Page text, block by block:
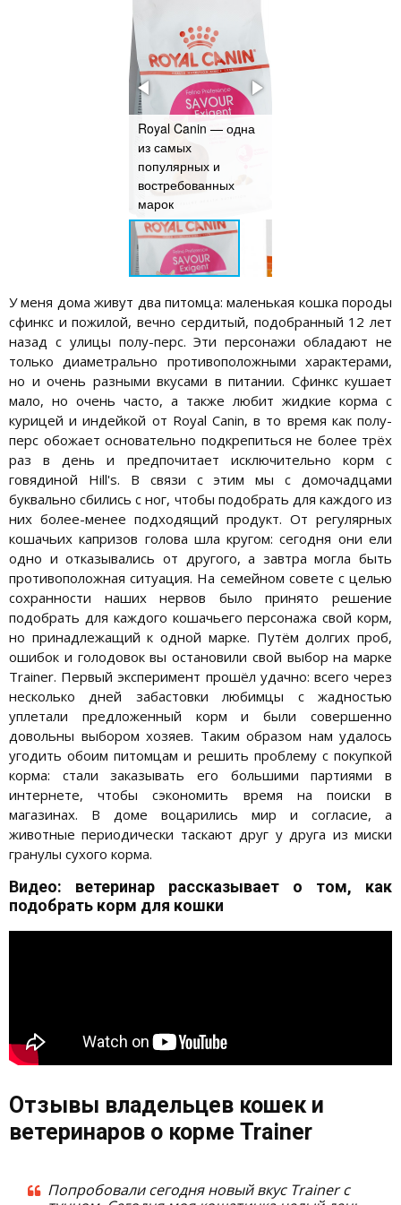
Royal Canin — одна
из самых
популярных и
востребованных
марок
У меня дома живут два питомца: маленькая кошка породы
сфинкс и пожилой, вечно сердитый, подобранный 12 лет
назад с улицы полу-перс. Эти персонажи обладают не
только диаметрально противоположными характерами,
но и очень разными вкусами в питании. Сфинкс кушает
мало, но очень часто, а также любит жидкие корма с
курицей и индейкой от Royal Canin, в то время как полу-
перс обожает основательно подкрепиться не более трёх
раз в день и предпочитает исключительно корм с
говядиной Hill's. В связи с этим мы с домочадцами
буквально сбились с ног, чтобы подобрать для каждого из
них более-менее подходящий продукт. От регулярных
кошачьих капризов голова шла кругом: сегодня они ели
одно и отказывались от другого, а завтра могла быть
противоположная ситуация. На семейном совете с целью
сохранности наших нервов было принято решение
подобрать для каждого кошачьего персонажа свой корм,
но принадлежащий к одной марке. Путём долгих проб,
ошибок и голодовок вы остановили свой выбор на марке
Trainer. Первый эксперимент прошёл удачно: всего через
несколько дней забастовки любимцы с жадностью
уплетали предложенный корм и были совершенно
довольны выбором хозяев. Таким образом нам удалось
угодить обоим питомцам и решить проблему с покупкой
корма: стали заказывать его большими партиями в
интернете, чтобы сэкономить время на поиски в
магазинах. В доме воцарились мир и согласие, а
животные периодически таскают друг у друга из миски
гранулы сухого корма.
Видео: ветеринар рассказывает о том, как
подобрать корм для кошки
Отзывы владельцев кошек и
ветеринаров о корме Trainer
Попробовали сегодня новый вкус Trainer с